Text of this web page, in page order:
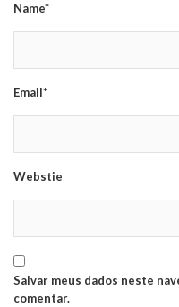
Name*
Email*
Webstie
Salvar meus dados neste
comentar.